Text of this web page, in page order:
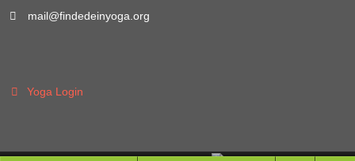
mail@findedeinyoga.org
Yoga Login